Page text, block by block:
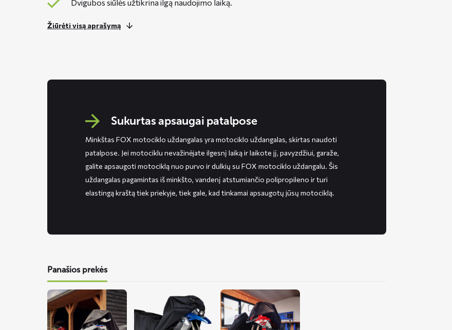
Dvigubos siūlės užtikrina ilgą naudojimo laiką.
Žiūrėti visą aprašymą
Sukurtas apsaugai patalpose
Minkštas FOX motociklo uždangalas yra motociklo uždangalas, skirtas naudoti
patalpose. Jei motociklu nevažinėjate ilgesnį laiką ir laikote jį, pavyzdžiui, garaže,
galite apsaugoti motociklą nuo purvo ir dulkių su FOX motociklo uždangalu. Šis
uždangalas pagamintas iš minkšto, vandenį atstumiančio polipropileno ir turi
elastingą kraštą tiek priekyje, tiek gale, kad tinkamai apsaugotų jūsų motociklą.
Panašios prekės
Lees
meer
over
meer
over
Lees
meer
over